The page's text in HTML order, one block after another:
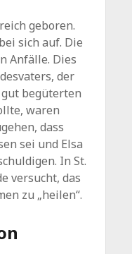
geboren.
sich auf. Die
Anfälle. Dies
der
begüterten
waren
dass
sei und Elsa
In St.
versucht, das
zu „heilen“.